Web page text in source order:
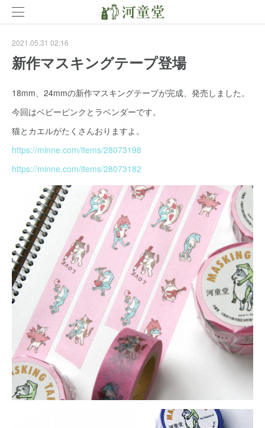
2021.05.31 02:16
新作マスキングテープ登場
18mm、24mmの新作マスキングテープが完成、発売しました。
今回はベビーピンクとラベンダーです。
猫とカエルがたくさんおりますよ。
https://minne.com/items/28073198
https://minne.com/items/28073182